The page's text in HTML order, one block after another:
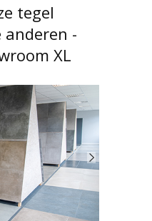
tegel
anderen -
XL